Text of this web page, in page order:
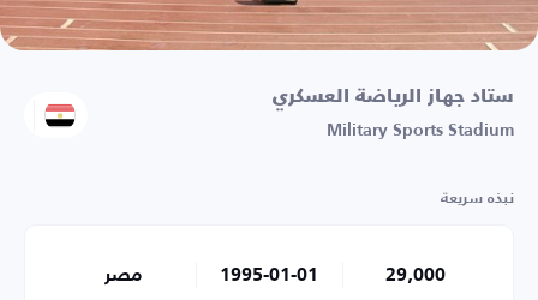
ستاد جهاز الرياضة العسكري
Military Sports Stadium
نبذه سريعة
29,000
1995-01-01 مصر